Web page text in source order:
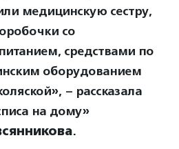
медицинскую сестру,
со
средствами по
оборудованием
– рассказала
на дому»
.